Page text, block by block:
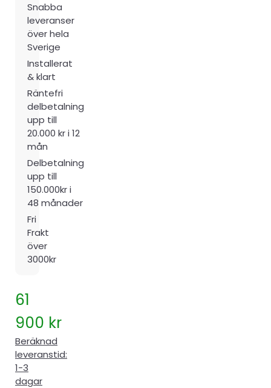
Snabba
leveranser
över hela
Sverige
Installerat
& klart
Räntefri
delbetalning
upp till
20.000 kr i 12
mån
Delbetalning
upp till
150.000kr i
48 månader
Fri
Frakt
över
3000kr
61
900 kr
Beräknad
leveranstid:
1-3
dagar